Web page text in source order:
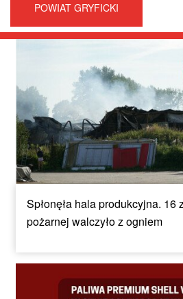
POWIAT GRYFICKI
Spłonęła hala produkcyjna. 16
pożarnej walczyło z ogniem